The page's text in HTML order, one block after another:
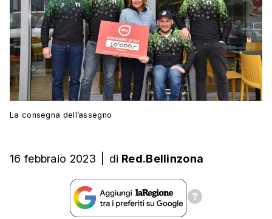
La consegna dell’assegno
16 febbraio 2023 di Red.Bellinzona